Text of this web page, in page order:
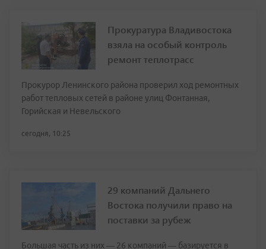
Прокуратура Владивостока
взяла на особый контроль
ремонт теплотрасс
Прокурор Ленинского района проверил ход ремонтных
работ тепловых сетей в районе улиц Фонтанная,
Горийская и Невельского
сегодня, 10:25
29 компаний Дальнего
Востока получили право на
поставки за рубеж
Большая часть из них — 26 компаний — базируется в